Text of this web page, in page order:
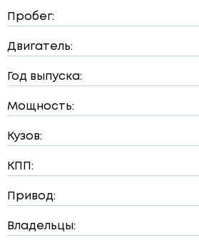
Пробег:
Двигатель:
Год выпуска:
Мощность:
Кузов:
КПП:
Привод:
Владельцы: